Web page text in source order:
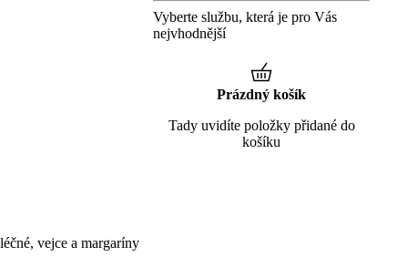
vejce a margaríny
Vyberte službu, která je pro Vás
nejvhodnější
Prázdný košík
Tady uvidíte položky přidané do
košíku